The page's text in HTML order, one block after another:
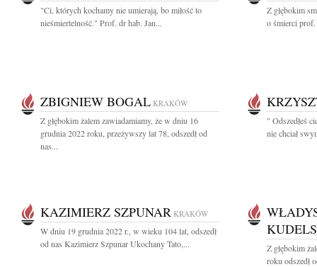
"Ci, których kochamy nie umierają, bo miłość to
nieśmiertelność." Prof. dr hab. Jan...
Z głębokim
o śmierci prof.
ZBIGNIEW BOGAL KRAKÓW
Z głębokim żalem zawiadamiamy, że w dniu 16
grudnia 2022 roku, przeżywszy lat 78, odszedł od
nas...
" Odszedłeś
nie chciał
KAZIMIERZ SZPUNAR KRAKÓW
W dniu 19 grudnia 2022 r., w wieku 104 lat, odszedł
od nas Kazimierz Szpunar Ukochany Tato,...
Z głębokim
roku odszedł